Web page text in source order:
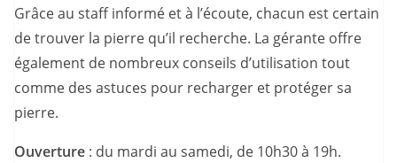
Grâce au staff informé et à l’écoute, chacun est certain
de trouver la pierre qu’il recherche. La gérante offre
également de nombreux conseils d’utilisation tout
comme des astuces pour recharger et protéger sa
pierre.
Ouverture : du mardi au samedi, de 10h30 à 19h.